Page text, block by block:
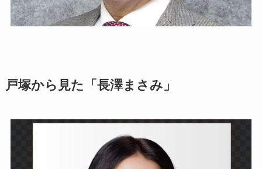
戸塚から見た「長澤まさみ」